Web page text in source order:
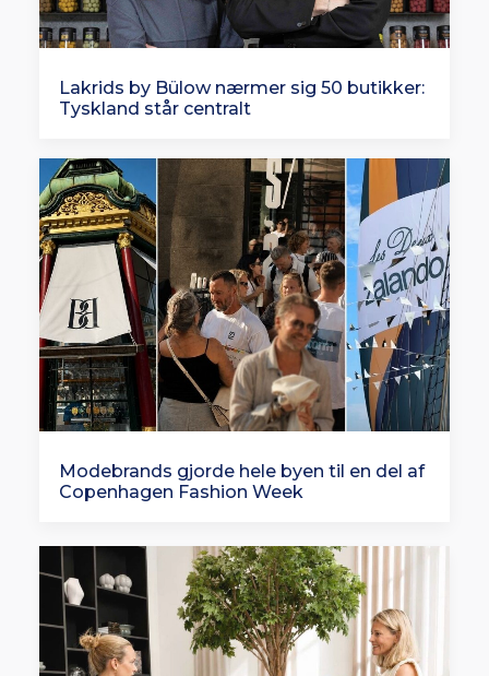
Lakrids by Bülow nærmer sig 50 butikker:
Tyskland står centralt
Modebrands gjorde hele byen til en del af
Copenhagen Fashion Week